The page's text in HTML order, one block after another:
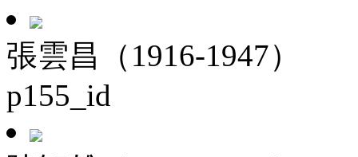
張雲昌（1916-1947）
p155_id